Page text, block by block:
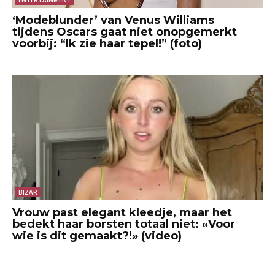
‘Modeblunder’ van Venus Williams
tijdens Oscars gaat niet onopgemerkt
voorbij: “Ik zie haar tepel!” (foto)
BIZAR
Vrouw past elegant kleedje, maar het
bedekt haar borsten totaal niet: «Voor
wie is dit gemaakt?!» (video)